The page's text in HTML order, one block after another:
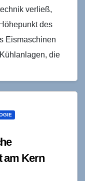
verließ,
des
Eismaschinen
die
am Kern